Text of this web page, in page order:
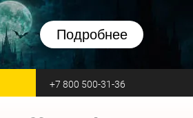
Подробнее
Zvezda +7 800 500-31-36